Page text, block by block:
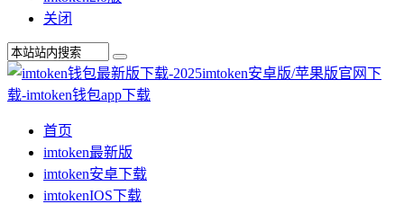
关闭
首页
imtoken最新版
imtoken安卓下载
imtokenIOS下载